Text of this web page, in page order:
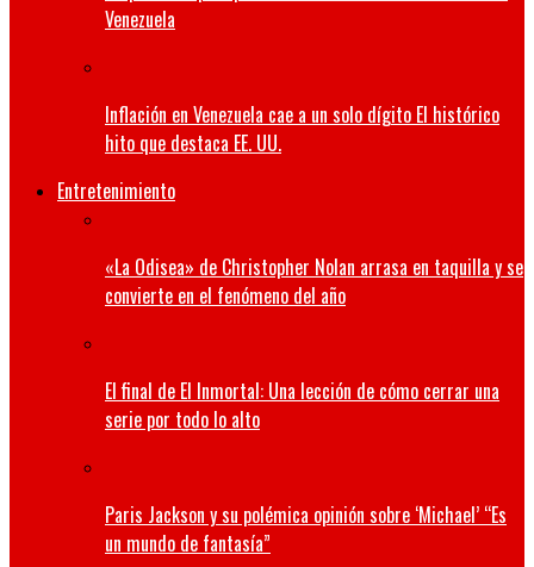
Venezuela
Inflación en Venezuela cae a un solo dígito El histórico
hito que destaca EE. UU.
Entretenimiento
«La Odisea» de Christopher Nolan arrasa en taquilla y se
convierte en el fenómeno del año
El final de El Inmortal: Una lección de cómo cerrar una
serie por todo lo alto
Paris Jackson y su polémica opinión sobre ‘Michael’ “Es
un mundo de fantasía”